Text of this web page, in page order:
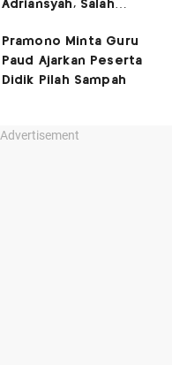
Adriansyah, Salah
Pramono Minta Guru
Paud Ajarkan Peserta
Didik Pilah Sampah
Advertisement